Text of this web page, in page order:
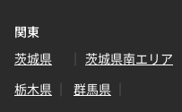
関東
茨城県
茨城県南エリア
栃木県
群馬県